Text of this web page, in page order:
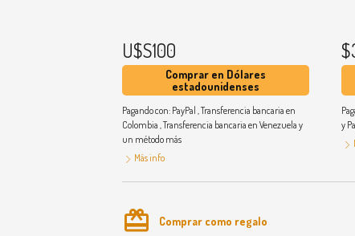
U$S100
Comprar en Dólares
estadounidenses
Pagando con: PayPal ,Transferencia bancaria en
Colombia ,Transferencia bancaria en Venezuela y
un método más
Más info
y
card_giftcard Comprar como regalo